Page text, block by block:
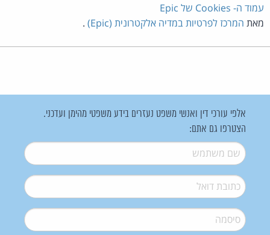
עמוד ה- Cookies של Epic
מאת המרכז לפרטיות במדיה אלקטרונית (Epic) .
אלפי עורכי דין ואנשי משפט נעזרים בידע משפטי מהימן ועדכני.
הצטרפו גם אתם:
שם משתמש*
דואל*
סיסמה*